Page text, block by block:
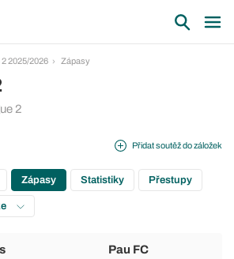
2025/2026 Zápasy
2
Přidat soutěž do záložek
Zápasy Statistiky Přestupy
Pau FC